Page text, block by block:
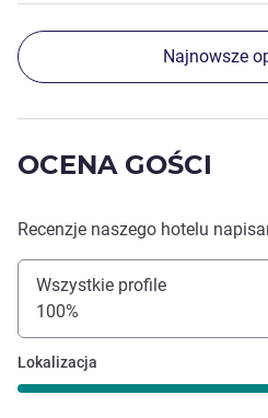
Najnowsze
OCENA GOŚCI
Recenzje naszego hotelu
Wszystkie profile
100%
Lokalizacja